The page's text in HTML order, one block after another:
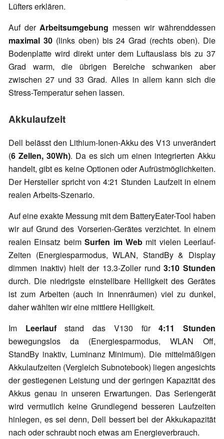
Lüfters erklären.
Auf derArbeitsumgebung messen wir währenddessen
maximal 30(links oben) bis 24 Grad (rechts oben). Die
Bodenplatte wird direkt unter dem Luftauslass bis zu 37
Grad warm, die übrigen Bereiche schwanken aber
zwischen 27 und 33 Grad. Alles in allem kann sich die
Stress-Temperatur sehen lassen.
Akkulaufzeit
Dell belässt den Lithium-Ionen-Akku des V13 unverändert
(6 Zellen, 30Wh). Da es sich um einen integrierten Akku
handelt, gibt es keine Optionen oder Aufrüstmöglichkeiten.
Der Hersteller spricht von 4:21 Stunden Laufzeit in einem
realen Arbeits-Szenario.
Auf eine exakte Messung mit dem BatteryEater-Tool haben
wir auf Grund des Vorserien-Gerätes verzichtet. In einem
realen Einsatz beimSurfen im Web mit vielen Leerlauf-
Zeiten (Energiesparmodus, WLAN, StandBy & Display
dimmen inaktiv) hielt der 13.3-Zoller rund3:10 Stunden
durch. Die niedrigste einstellbare Helligkeit des Gerätes
ist zum Arbeiten (auch in Innenräumen) viel zu dunkel,
daher wählten wir eine mittlere Helligkeit.
Im Leerlaufstand das V130 für4:11 Stunden
bewegungslos da (Energiesparmodus, WLAN Off,
StandBy inaktiv, Luminanz Minimum). Die mittelmäßigen
Akkulaufzeiten (Vergleich Subnotebook) liegen angesichts
der gestiegenen Leistung und der geringen Kapazität des
Akkus genau in unseren Erwartungen. Das Seriengerät
wird vermutlich keine Grundlegend besseren Laufzeiten
hinlegen, es sei denn, Dell bessert bei der Akkukapazität
nach oder schraubt noch etwas am Energieverbrauch.